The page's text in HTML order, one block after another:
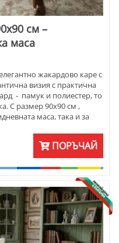
см –
маса
жакардово каре с
визия с практична
- памук и полиестер, то
С размер 90х90 см ,
маса, така и за
бордюр и нежните
за изисканост и уют.
и романтичен интериор ,
сервизи,
ПОРЪЧАЙ